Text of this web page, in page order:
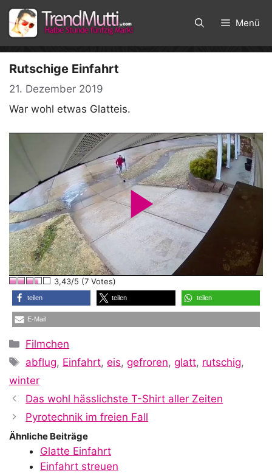
Zum
Inhalt
springen
Menü
Rutschige Einfahrt
21. Dezember 2019
War wohl etwas Glatteis.
P
l
a
y
V
i
3,43/5 (7 Votes)
teilen teilen teilen
E-Mail
Kategorien
Filmchen
Schlagwörter
abflug, Einfahrt,eis,gefroren,glatt, rutschig,
winter
Das wohl hässlichste T-Shirt aller Zeiten
Pyrotechnik im freien Fall
Ähnliche Beiträge
Glatte Einfahrt
Einfahrt streuen